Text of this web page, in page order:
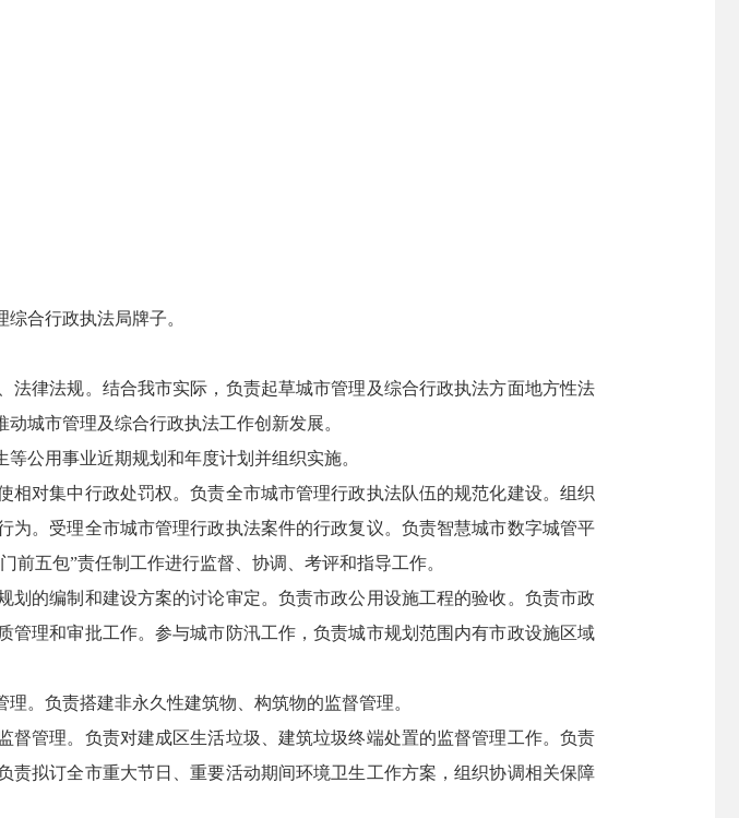
合行政执法局牌子。
法律法规。结合我市实际，负责起草城市管理及综合行政执法方面地方性法
城市管理及综合行政执法工作创新发展。
公用事业近期规划和年度计划并组织实施。
相对集中行政处罚权。负责全市城市管理行政执法队伍的规范化建设。组织
。受理全市城市管理行政执法案件的行政复议。负责智慧城市数字城管平
五包”责任制工作进行监督、协调、考评和指导工作。
划的编制和建设方案的讨论审定。负责市政公用设施工程的验收。负责市政
理和审批工作。参与城市防汛工作，负责城市规划范围内有市政设施区域
。负责搭建非永久性建筑物、构筑物的监督管理。
督管理。负责对建成区生活垃圾、建筑垃圾终端处置的监督管理工作。负责
拟订全市重大节日、重要活动期间环境卫生工作方案，组织协调相关保障